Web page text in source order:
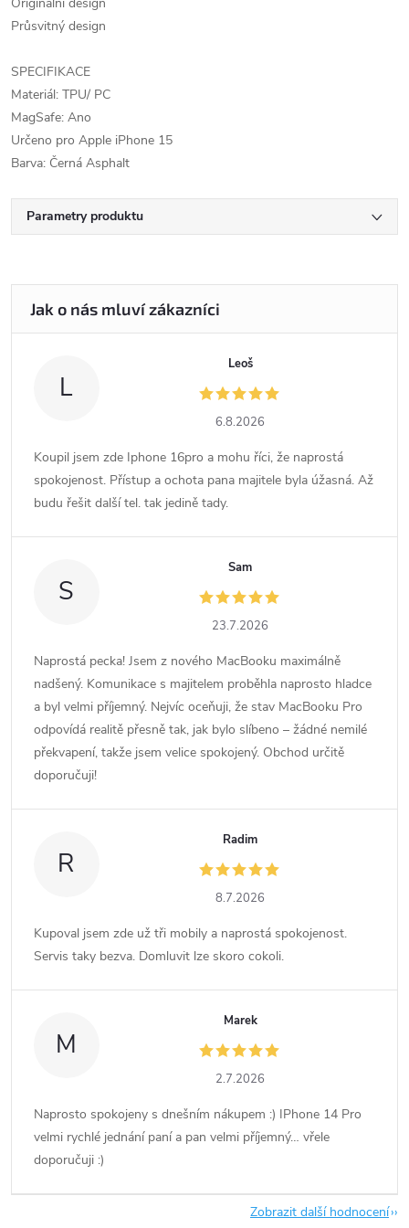
Průsvitný design
SPECIFIKACE
Materiál: TPU/ PC
MagSafe: Ano
Určeno pro Apple iPhone 15
Barva: Černá Asphalt
Parametry produktu
L
Leoš
6.8.2026
Koupil jsem zde Iphone 16pro a mohu říci, že naprostá
spokojenost. Přístup a ochota pana majitele byla úžasná. Až
budu řešit další tel. tak jedině tady.
S
Sam
23.7.2026
Naprostá pecka! Jsem z nového MacBooku maximálně
nadšený. Komunikace s majitelem proběhla naprosto hladce
a byl velmi příjemný. Nejvíc oceňuji, že stav MacBooku Pro
odpovídá realitě přesně tak, jak bylo slíbeno – žádné nemilé
překvapení, takže jsem velice spokojený. Obchod určitě
doporučuji!
R
Radim
8.7.2026
Kupoval jsem zde už tři mobily a naprostá spokojenost.
Servis taky bezva. Domluvit lze skoro cokoli.
M
Marek
2.7.2026
Naprosto spokojeny s dnešním nákupem :) IPhone 14 Pro
velmi rychlé jednání paní a pan velmi příjemný… vřele
doporučuji :)
Zobrazit další hodnocení